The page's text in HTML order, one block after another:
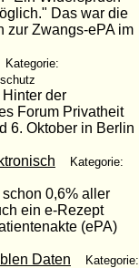
Das war die
zur Zwangs-ePA im
Kategorie:
der
Forum Privatheit
6. Oktober in Berlin
Kategorie:
0,6% aller
ein e-Rezept
(ePA)
Daten
Kategorie: